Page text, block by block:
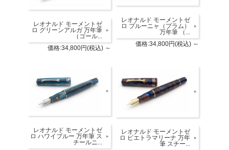
レオナルド モーメントゼ
ロ グリーンアルガ 万年筆
（ゴール...
価格:34,800円(税込) ～
レオナルド モーメントゼ
ロ プルーニャ（プラム）
万年筆 （...
価格:34,800円(税込) ～
レオナルド モーメントゼ
ロ ハワイブルー 万年筆 ス
チールニ...
レオナルド モーメントゼ
ロ ピエトラマリーナ 万年
筆 スチー...